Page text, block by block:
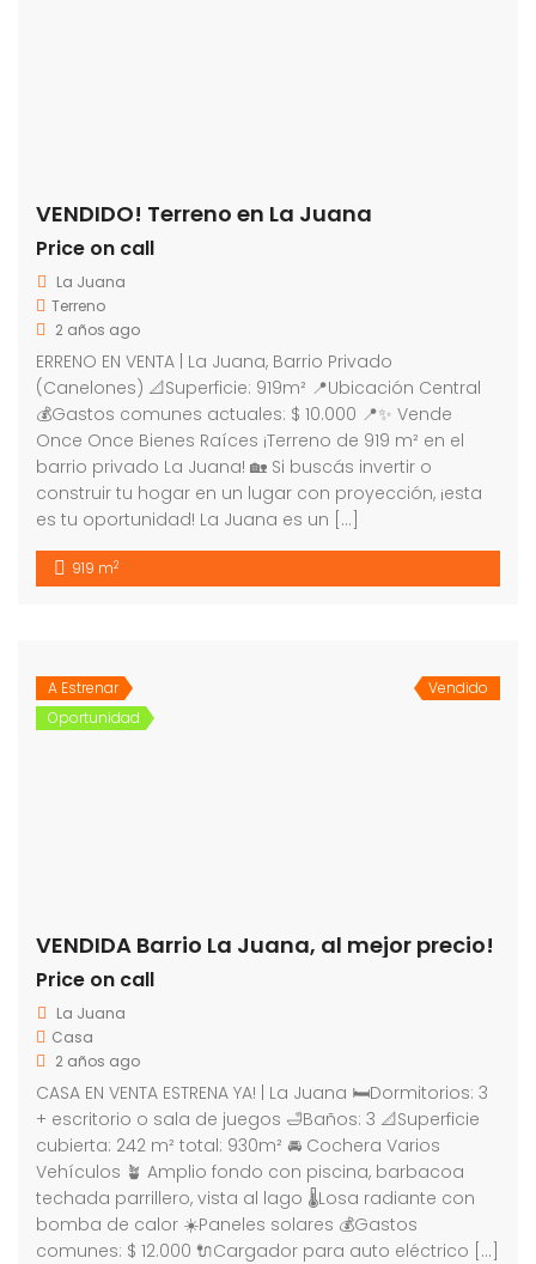
VENDIDO! Terreno en La Juana
Price on call
La Juana
Terreno
2 años ago
ERRENO EN VENTA | La Juana, Barrio Privado
(Canelones) 📐Superficie: 919m² 📍Ubicación Central
💰Gastos comunes actuales: $ 10.000 📍✨ Vende
Once Once Bienes Raíces ¡Terreno de 919 m² en el
barrio privado La Juana! 🏡 Si buscás invertir o
construir tu hogar en un lugar con proyección, ¡esta
es tu oportunidad! La Juana es un […]
919 m2
A Estrenar
Oportunidad
Vendido
VENDIDA Barrio La Juana, al mejor precio!
Price on call
La Juana
Casa
2 años ago
CASA EN VENTA ESTRENA YA! | La Juana 🛏Dormitorios: 3
+ escritorio o sala de juegos 🛁Baños: 3 📐Superficie
cubierta: 242 m² total: 930m² 🚘 Cochera Varios
Vehículos 🪴 Amplio fondo con piscina, barbacoa
techada parrillero, vista al lago 🌡️Losa radiante con
bomba de calor ☀️Paneles solares 💰Gastos
comunes: $ 12.000 🔌Cargador para auto eléctrico […]